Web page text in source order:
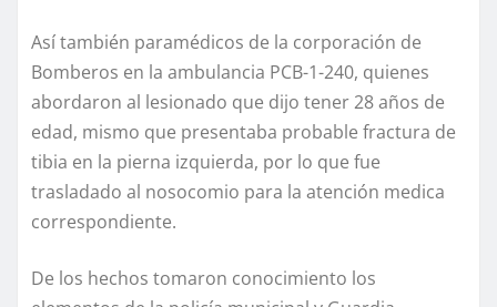
Así también paramédicos de la corporación de
Bomberos en la ambulancia PCB-1-240, quienes
abordaron al lesionado que dijo tener 28 años de
edad, mismo que presentaba probable fractura de
tibia en la pierna izquierda, por lo que fue
trasladado al nosocomio para la atención medica
correspondiente.
De los hechos tomaron conocimiento los